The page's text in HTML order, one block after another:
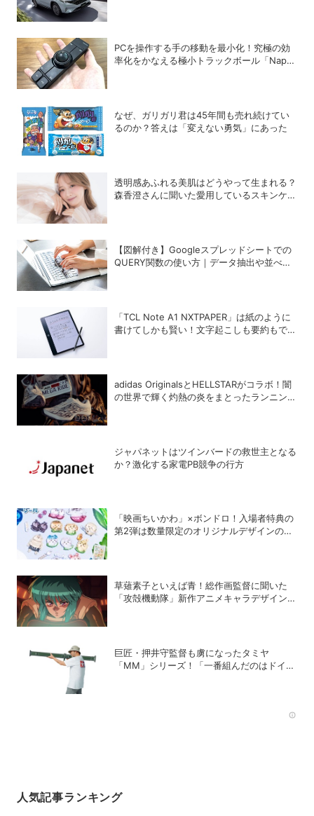
PCを操作する手の移動を最小化！究極の効
率化をかなえる極小トラックボール「Nape
なぜ、ガリガリ君は45年間も売れ続けてい
るのか？答えは「変えない勇気」にあった
透明感あふれる美肌はどうやって生まれる？
森香澄さんに聞いた愛用しているスキンケア
【図解付き】Googleスプレッドシートでの
QUERY関数の使い方｜データ抽出や並べ替
「TCL Note A1 NXTPAPER」は紙のように
書けてしかも賢い！文字起こしも要約もでき
adidas OriginalsとHELLSTARがコラボ！闇
の世界で輝く灼熱の炎をまとったランニング
ジャパネットはツインバードの救世主となる
か？激化する家電PB競争の行方
「映画ちいかわ」×ボンドロ！入場者特典の
第2弾は数量限定のオリジナルデザインのボ
草薙素子といえば青！総作画監督に聞いた
「攻殻機動隊」新作アニメキャラデザインの
巨匠・押井守監督も虜になったタミヤ
「MM」シリーズ！「一番組んだのはドイツ
人気記事ランキング